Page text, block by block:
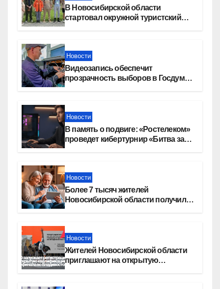
В Новосибирской области
стартовал окружной туристский
Новости
Видеозапись обеспечит
прозрачность выборов в Госдуму
Новости
В память о подвиге: «Ростелеком»
проведет кибертурнир «Битва за
Новости
Более 7 тысяч жителей
Новосибирской области получили
Новости
Жителей Новосибирской области
приглашают на открытую